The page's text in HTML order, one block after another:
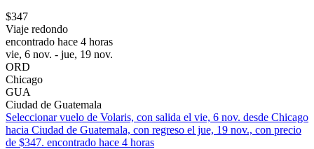
$347
Viaje redondo
encontrado hace 4 horas
vie, 6 nov. - jue, 19 nov.
ORD
Chicago
GUA
Ciudad de Guatemala
Seleccionar vuelo de Volaris, con salida el vie, 6 nov. desde Chicago
hacia Ciudad de Guatemala, con regreso el jue, 19 nov., con precio
de $347. encontrado hace 4 horas